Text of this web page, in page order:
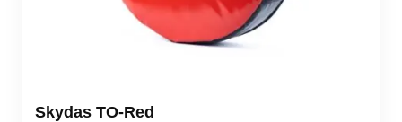
Skydas TO-Red